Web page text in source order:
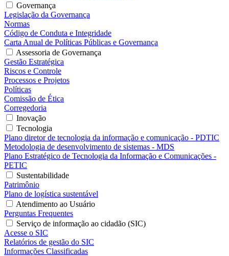
Governança
Legislação da Governança
Normas
Código de Conduta e Integridade
Carta Anual de Políticas Públicas e Governança
Assessoria de Governança
Gestão Estratégica
Riscos e Controle
Processos e Projetos
Políticas
Comissão de Ética
Corregedoria
Inovação
Tecnologia
Plano diretor de tecnologia da informação e comunicação - PDTIC
Metodologia de desenvolvimento de sistemas - MDS
Plano Estratégico de Tecnologia da Informação e Comunicações -
PETIC
Sustentabilidade
Patrimônio
Plano de logística sustentável
Atendimento ao Usuário
Perguntas Frequentes
Serviço de informação ao cidadão (SIC)
Acesse o SIC
Relatórios de gestão do SIC
Informações Classificadas